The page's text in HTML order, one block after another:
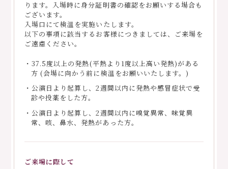
ります。入場時に身分証明書の確認をお願いする場合も
ございます。
入場口にて検温を実施いたします。
以下の事項に該当するお客様につきましては、ご来場を
ご遠慮ください。
・37.5度以上の発熱(平熱より1度以上高い発熱)がある
方 (会場に向かう前に検温をお願いいたします。)
・公演日より起算し、2週間以内に発熱や感冒症状で受
診や投薬をした方。
・公演日より起算し、2週間以内に嗅覚異常、味覚異
常、咳、鼻水、発熱があった方。
ご来場に際して